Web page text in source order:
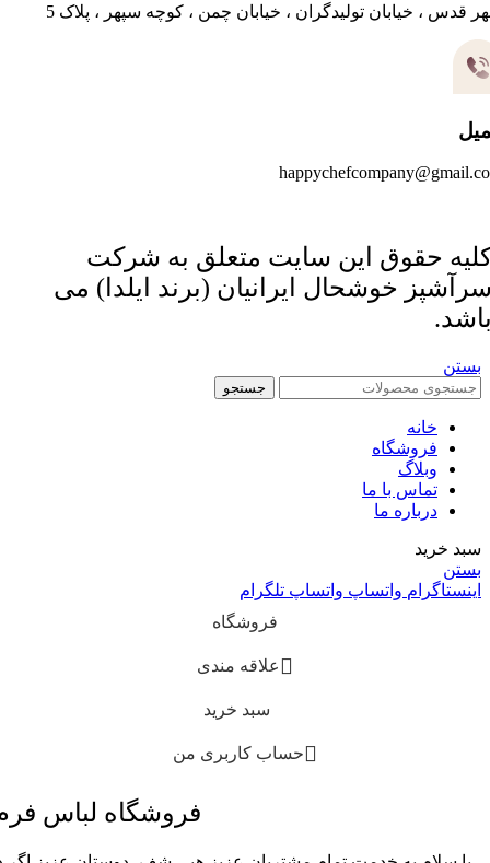
قدس ، خیابان تولیدگران ، خیابان چمن ، کوچه سپهر ، پلاک 5
حقوق این سایت متعلق به شرکت
خوشحال ایرانیان (برند ایلدا) می
بستن
جستجو
خانه
فروشگاه
وبلاگ
تماس با ما
درباره ما
سبد خرید
بستن
اینستاگرام واتساپ واتساپ تلگرام
فروشگاه
علاقه مندی
سبد خرید
حساب کاربری من
فروشگاه لباس